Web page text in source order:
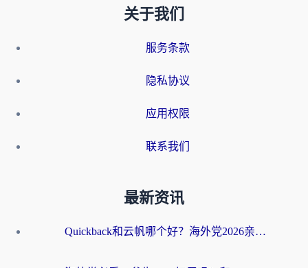
关于我们
服务条款
隐私协议
应用权限
联系我们
最新资讯
Quickback和云帆哪个好？海外党2026亲测指南：选对加速器大陆工具，无缝刷国内剧玩国服